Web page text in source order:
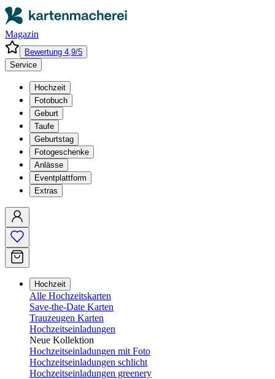
Magazin
Bewertung 4,9/5
Service
Hochzeit
Fotobuch
Geburt
Taufe
Geburtstag
Fotogeschenke
Anlässe
Eventplattform
Extras
Hochzeit
Alle Hochzeitskarten
Save-the-Date Karten
Trauzeugen Karten
Hochzeitseinladungen
Neue Kollektion
Hochzeitseinladungen mit Foto
Hochzeitseinladungen schlicht
Hochzeitseinladungen greenery